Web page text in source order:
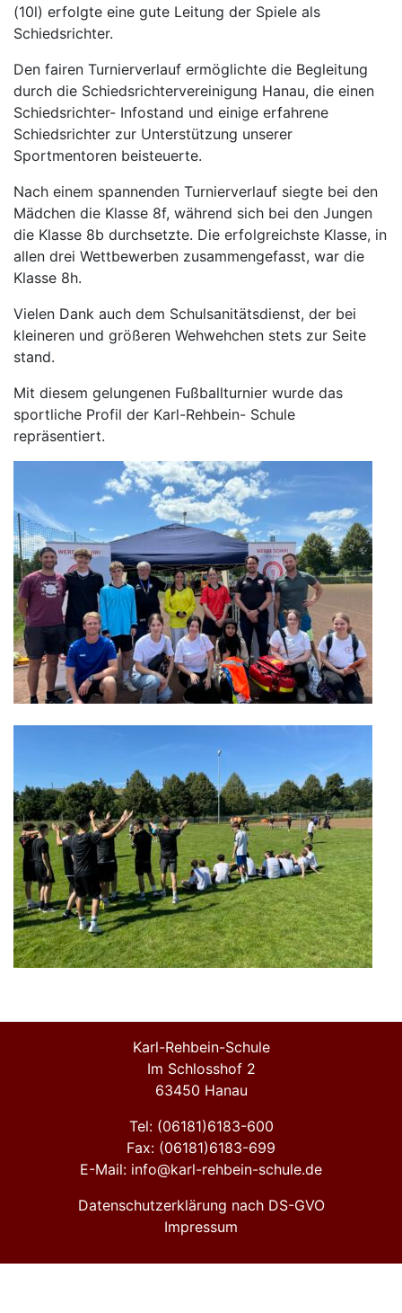
(10l) erfolgte eine gute Leitung der Spiele als
Schiedsrichter.
Den fairen Turnierverlauf ermöglichte die Begleitung
durch die Schiedsrichtervereinigung Hanau, die einen
Schiedsrichter- Infostand und einige erfahrene
Schiedsrichter zur Unterstützung unserer
Sportmentoren beisteuerte.
Nach einem spannenden Turnierverlauf siegte bei den
Mädchen die Klasse 8f, während sich bei den Jungen
die Klasse 8b durchsetzte. Die erfolgreichste Klasse, in
allen drei Wettbewerben zusammengefasst, war die
Klasse 8h.
Vielen Dank auch dem Schulsanitätsdienst, der bei
kleineren und größeren Wehwehchen stets zur Seite
stand.
Mit diesem gelungenen Fußballturnier wurde das
sportliche Profil der Karl-Rehbein- Schule
repräsentiert.
Karl-Rehbein-Schule
Im Schlosshof 2
63450 Hanau
Tel: (06181)6183-600
Fax: (06181)6183-699
E-Mail: info@karl-rehbein-schule.de
Datenschutzerklärung nach DS-GVO
Impressum